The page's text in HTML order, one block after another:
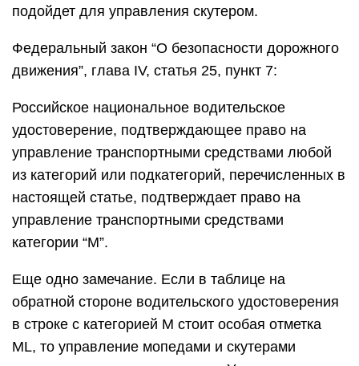
подойдет для управления скутером.
Федеральный закон “О безопасности дорожного
движения”, глава IV, статья 25, пункт 7:
Российское национальное водительское
удостоверение, подтверждающее право на
управление транспортными средствами любой
из категорий или подкатегорий, перечисленных в
настоящей статье, подтверждает право на
управление транспортными средствами
категории “М”.
Еще одно замечание. Если в таблице на
обратной стороне водительского удостоверения
в строке с категорией М стоит особая отметка
ML, то управление мопедами и скутерами